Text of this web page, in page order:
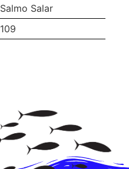
Salmo Salar
109